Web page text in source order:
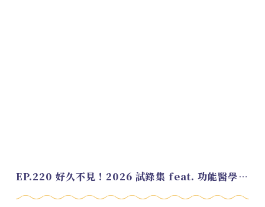
EP.220 好久不見！2026 試錄集 feat. 功能醫學營養師 美寶